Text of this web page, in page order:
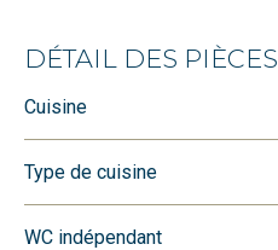
DÉTAIL DES PIÈCES
Cuisine
Type de cuisine
WC indépendant